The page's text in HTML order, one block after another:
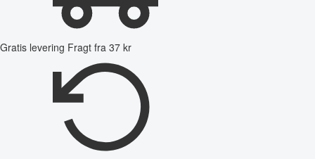
Gratis levering Fragt fra 37 kr